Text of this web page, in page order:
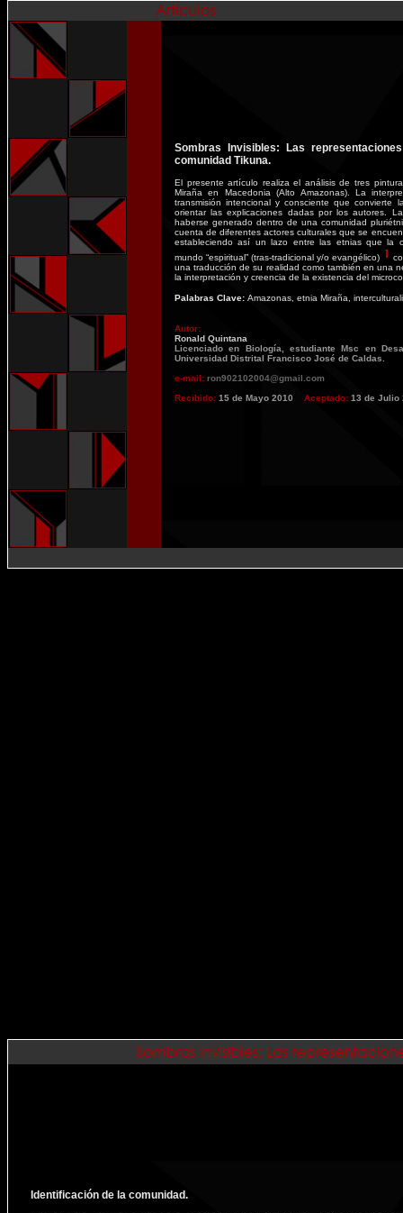
Sombras Invisibles: Las
comunidad Tikuna.
El presente artículo realiza el análisis de tres
Miraña en Macedonia (Alto Amazonas). La
transmisión intencional y consciente que convierte
orientar las explicaciones dadas por los autores.
haberse generado dentro de una comunidad
cuenta de diferentes actores culturales que se
estableciendo así un lazo entre las etnias que la
mundo “espiritual” (tras-tradicional y/o evangélico)
una traducción de su realidad como también en una
la interpretación y creencia de la existencia del
Palabras Clave: Amazonas, etnia Miraña,
Autor:
Ronald Quintana
Licenciado en Biología, estudiante Msc en
Universidad Distrital Francisco José de Caldas.
e-mail: ron902102004@gmail.com
Recibido: 15 de Mayo 2010 Aceptado: 13 de Julio
Identificación de la comunidad.